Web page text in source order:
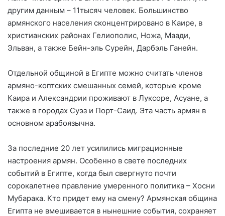
другим данным – 11тысяч человек. Большинство
армянского населения сконцентрировано в Каире, в
христианских районах Гелиополис, Ножа, Маади,
Эльван, а также Бейн-эль Сурейн, Дарбэль Ганейн.
Отдельной общиной в Египте можно считать членов
армяно-коптских смешанных семей, которые кроме
Каира и Александрии проживают в Луксоре, Асуане, а
также в городах Суэз и Порт-Саид. Эта часть армян в
основном арабоязычна.
За последние 20 лет усилились миграционные
настроения армян. Особенно в свете последних
событий в Египте, когда был свергнуто почти
сорокалетнее правление умеренного политика – Хосни
Мубарака. Кто придет ему на смену? Армянская община
Египта не вмешивается в нынешние события, сохраняет